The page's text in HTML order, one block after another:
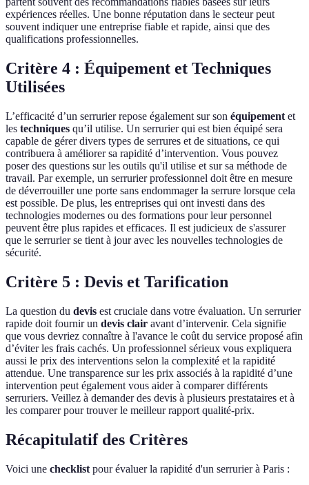
expériences réelles. Une bonne réputation dans le secteur peut
souvent indiquer une entreprise fiable et rapide, ainsi que des
qualifications professionnelles.
Critère 4 : Équipement et Techniques
Utilisées
L’efficacité d’un serrurier repose également sur son équipement et
les techniques qu’il utilise. Un serrurier qui est bien équipé sera
capable de gérer divers types de serrures et de situations, ce qui
contribuera à améliorer sa rapidité d’intervention. Vous pouvez
poser des questions sur les outils qu'il utilise et sur sa méthode de
travail. Par exemple, un serrurier professionnel doit être en mesure
de déverrouiller une porte sans endommager la serrure lorsque cela
est possible. De plus, les entreprises qui ont investi dans des
technologies modernes ou des formations pour leur personnel
peuvent être plus rapides et efficaces. Il est judicieux de s'assurer
que le serrurier se tient à jour avec les nouvelles technologies de
sécurité.
Critère 5 : Devis et Tarification
La question du devis est cruciale dans votre évaluation. Un serrurier
rapide doit fournir un devis clair avant d’intervenir. Cela signifie
que vous devriez connaître à l'avance le coût du service proposé afin
d’éviter les frais cachés. Un professionnel sérieux vous expliquera
aussi le prix des interventions selon la complexité et la rapidité
attendue. Une transparence sur les prix associés à la rapidité d’une
intervention peut également vous aider à comparer différents
serruriers. Veillez à demander des devis à plusieurs prestataires et à
les comparer pour trouver le meilleur rapport qualité-prix.
Récapitulatif des Critères
Voici une checklist pour évaluer la rapidité d'un serrurier à Paris :